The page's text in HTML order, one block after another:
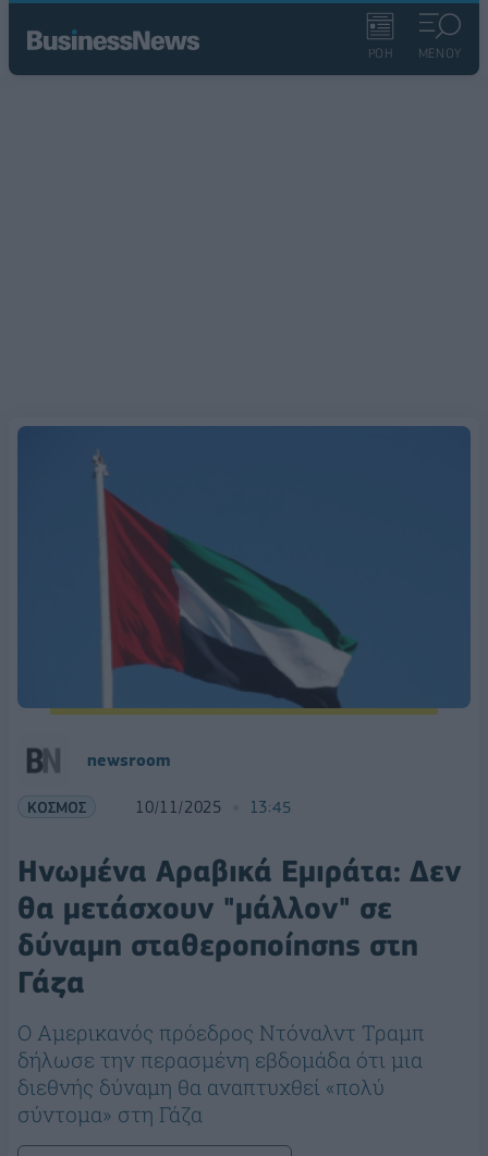
ΡΟΗ ΜΕΝΟΥ
newsroom
ΚΟΣΜΟΣ 10/11/2025 13:45
Ηνωμένα Αραβικά Εμιράτα: Δεν
θα μετάσχουν "μάλλον" σε
δύναμη σταθεροποίησης στη
Γάζα
Ο Αμερικανός πρόεδρος Ντόναλντ Τραμπ
δήλωσε την περασμένη εβδομάδα ότι μια
διεθνής δύναμη θα αναπτυχθεί «πολύ
σύντομα» στη Γάζα